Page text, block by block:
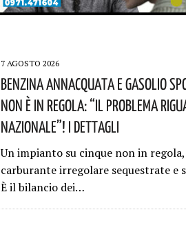
7 AGOSTO 2026
Benzina Annacquata E Gasolio
Non È In Regola: “il Problema
Nazionale”! I Dettagli
Un impianto su cinque non in
carburante irregolare sequestrate e
È il bilancio dei…